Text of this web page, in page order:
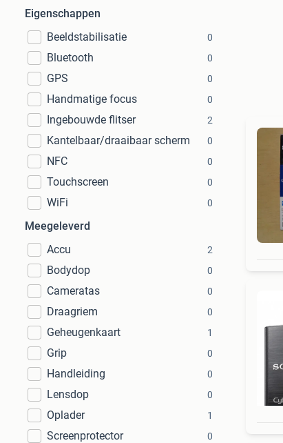
Eigenschappen
Beeldstabilisatie
0
Bluetooth 0
GPS 0
Handmatige focus 0
Ingebouwde flitser 2
Kantelbaar/draaibaar scherm 0
NFC 0
Touchscreen 0
WiFi 0
Meegeleverd
Accu
2
Bodydop 0
Cameratas 0
Draagriem 0
Geheugenkaart 1
Grip 0
Handleiding 0
Lensdop 0
Oplader 1
Screenprotector 0